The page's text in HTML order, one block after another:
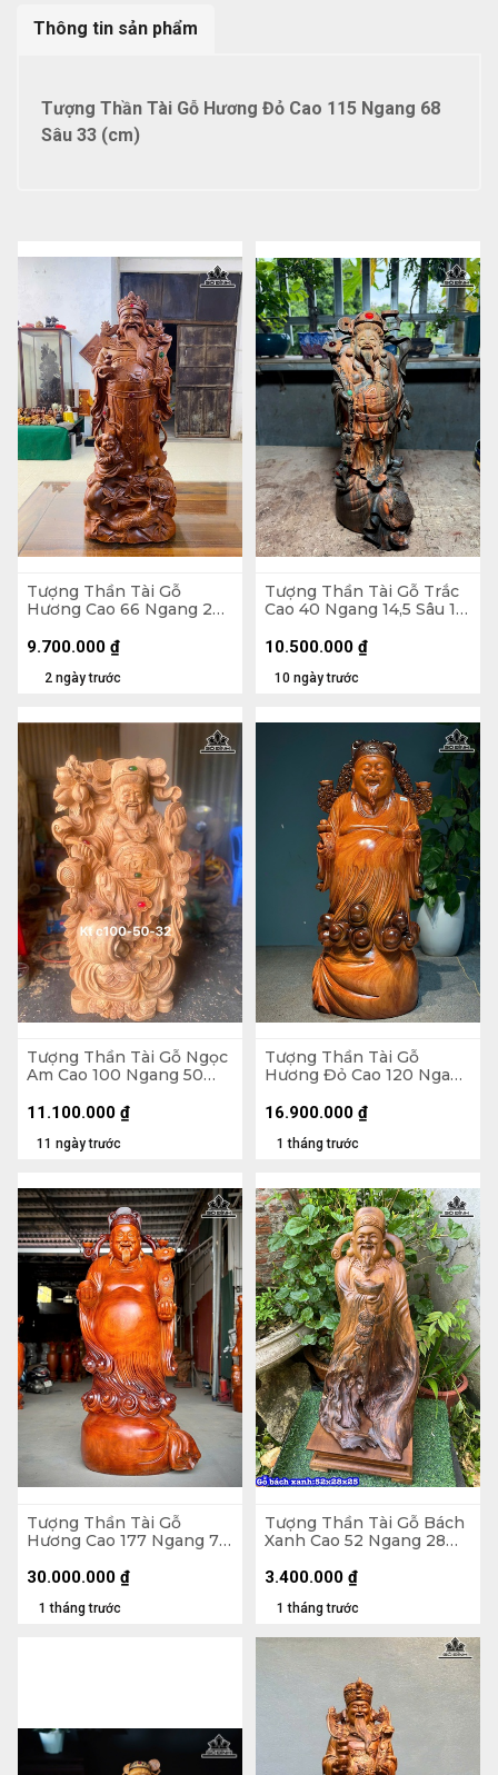
Thông tin sản phẩm
Tượng Thần Tài Gỗ Hương Đỏ Cao 115 Ngang 68
Sâu 33 (cm)
Tượng Thần Tài Gỗ
Hương Cao 66 Ngang 26
2 ngày trước
9.700.000 ₫
Tượng Thần Tài Gỗ Trắc
Cao 40 Ngang 14,5 Sâu 17
10 ngày trước
10.500.000 ₫
Tượng Thần Tài Gỗ Ngọc
Am Cao 100 Ngang 50
11 ngày trước
11.100.000 ₫
Tượng Thần Tài Gỗ
Hương Đỏ Cao 120 Ngang
1 tháng trước
16.900.000 ₫
Tượng Thần Tài Gỗ
Hương Cao 177 Ngang 77
1 tháng trước
30.000.000 ₫
Tượng Thần Tài Gỗ Bách
Xanh Cao 52 Ngang 28
1 tháng trước
3.400.000 ₫